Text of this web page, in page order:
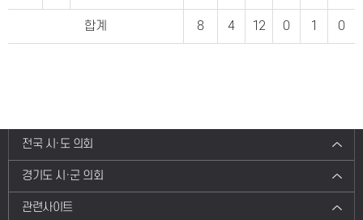
합계 8 4 12 0 1 0
전국 시·도 의회
경기도 시·군 의회
관련사이트